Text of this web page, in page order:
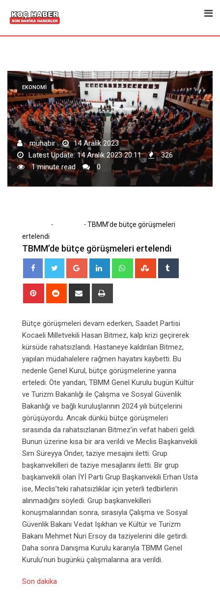
EKONOMI
muhabir
14 Aralık 2023
Latest Update: 14 Aralık 2023 20:11
326
1 minute read
0
- -TBMM’de bütçe görüşmeleri
ertelendi
TBMM’de bütçe görüşmeleri ertelendi
Google+ LinkedIn WhatsappStumbleUpon
Pinterest Reddit
Share
Bütçe görüşmeleri devam ederken, Saadet Partisi
Kocaeli Milletvekili Hasan Bitmez, kalp krizi geçirerek
kürsüde rahatsızlandı. Hastaneye kaldırılan Bitmez,
yapılan müdahalelere rağmen hayatını kaybetti. Bu
nedenle Genel Kurul, bütçe görüşmelerine yarına
erteledi. Öte yandan, TBMM Genel Kurulu bugün Kültür
ve Turizm Bakanlığı ile Çalışma ve Sosyal Güvenlik
Bakanlığı ve bağlı kuruluşlarının 2024 yılı bütçelerini
görüşüyordu. Ancak dünkü bütçe görüşmeleri
sırasında da rahatsızlanan Bitmez’in vefat haberi geldi.
Bunun üzerine kısa bir ara verildi ve Meclis Başkanvekili
Sırrı Süreyya Önder, taziye mesajını iletti. Grup
başkanvekilleri de taziye mesajlarını iletti. Bir grup
başkanvekili olan İYİ Parti Grup Başkanvekili Erhan Usta
ise, Meclis’teki rahatsızlıklar için yeterli tedbirlerin
alınmadığını söyledi. Grup başkanvekilleri
konuşmalarından sonra, sırasıyla Çalışma ve Sosyal
Güvenlik Bakanı Vedat Işıkhan ve Kültür ve Turizm
Bakanı Mehmet Nuri Ersoy da taziyelerini dile getirdi.
Daha sonra Danışma Kurulu kararıyla TBMM Genel
Kurulu’nun bugünkü çalışmalarına ara verildi.
Son dakika